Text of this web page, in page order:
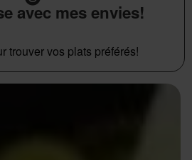
avec mes envies!
trouver vos plats préférés!